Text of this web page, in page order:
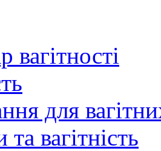
вагітності
для
вагітність